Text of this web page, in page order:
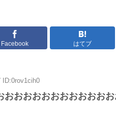
Facebook はてブ
ID:0rov1cih0
おおおおおおおおおおお